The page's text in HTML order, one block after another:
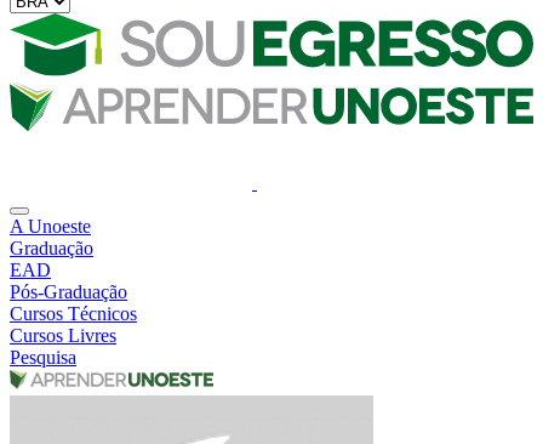
A Unoeste
Graduação
EAD
Pós-Graduação
Cursos Técnicos
Cursos Livres
Pesquisa